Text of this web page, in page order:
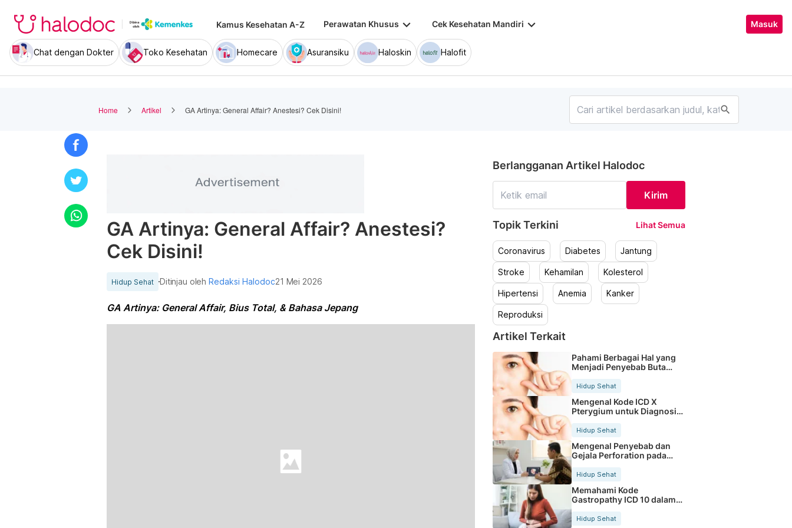
Kamus Kesehatan A-Z Perawatan Khusus keyboard_arrow_down Cek Kesehatan Mandiri keyboard_arrow_down Masuk
Chat dengan Dokter Toko Kesehatan Homecare Asuransiku Haloskin Halofit
Home Artikel GA Artinya: General Affair? Anestesi? Cek Disini! search
GA Artinya: General Affair? Anestesi?
Cek Disini!
Hidup Sehat Ditinjau olehRedaksi Halodoc21 Mei 2026
GA Artinya: General Affair, Bius Total, & Bahasa Jepang
Berlangganan Artikel Halodoc
Kirim
Topik Terkini Lihat Semua
Coronavirus Diabetes Jantung
Stroke Kehamilan Kolesterol
Hipertensi Anemia Kanker
Reproduksi
Artikel Terkait
Pahami Berbagai Hal yang
Menjadi Penyebab Buta
Hidup Sehat
Mengenal Kode ICD X
Pterygium untuk Diagnosis
Hidup Sehat
Mengenal Penyebab dan
Gejala Perforation pada
Tubuh
Hidup Sehat
Memahami Kode
Gastropathy ICD 10 dalam
Rekam Medis Pasien
Hidup Sehat